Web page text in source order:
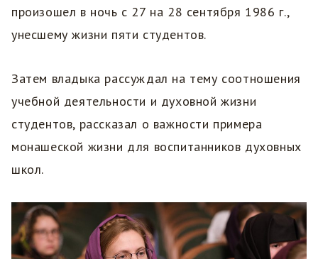
произошел в ночь с 27 на 28 сентября 1986 г.,
унесшему жизни пяти студентов.
Затем владыка рассуждал на тему соотношения
учебной деятельности и духовной жизни
студентов, рассказал о важности примера
монашеской жизни для воспитанников духовных
школ.